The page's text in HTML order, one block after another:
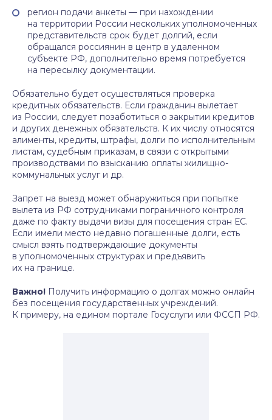
регион подачи анкеты — при нахождении
на территории России нескольких уполномоченных
представительств срок будет долгий, если
обращался россиянин в центр в удаленном
субъекте РФ, дополнительно время потребуется
на пересылку документации.
Обязательно будет осуществляться проверка
кредитных обязательств. Если гражданин вылетает
из России, следует позаботиться о закрытии кредитов
и других денежных обязательств. К их числу относятся
алименты, кредиты, штрафы, долги по исполнительным
листам, судебным приказам, в связи с открытыми
производствами по взысканию оплаты жилищно-
коммунальных услуг и др.
Запрет на выезд может обнаружиться при попытке
вылета из РФ сотрудниками пограничного контроля
даже по факту выдачи визы для посещения стран ЕС.
Если имели место недавно погашенные долги, есть
смысл взять подтверждающие документы
в уполномоченных структурах и предъявить
их на границе.
Важно! Получить информацию о долгах можно онлайн
без посещения государственных учреждений.
К примеру, на едином портале Госуслуги или ФССП РФ.